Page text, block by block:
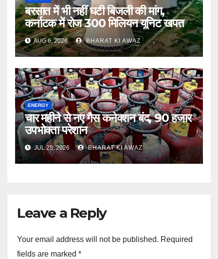
बरसात में भी नहीं घटी बिजली की मांग,
कर्नाटक में रोज 300 मिलियन यूनिट खपत
AUG 6, 2026 BHARAT KI AWAZ
ENERGY
चार महीने से नए गैस कनेक्शन बंद, 90 हजार
उपभोक्ता परेशान
JUL 25, 2026 BHARAT KI AWAZ
Leave a Reply
Your email address will not be published. Required
fields are marked *